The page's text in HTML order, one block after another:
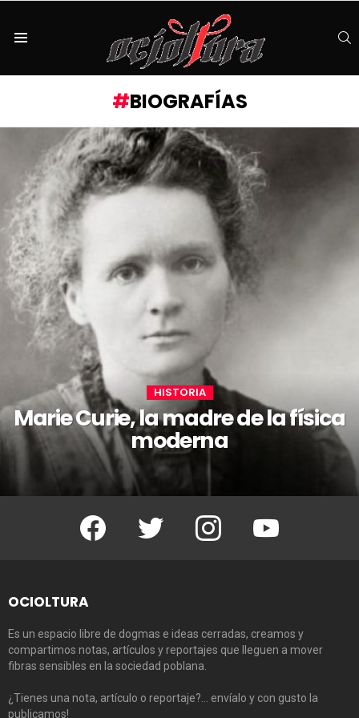
BIOGRAFÍAS
HISTORIA
Marie Curie, la madre de la física
moderna
Facebook Twitter Instagram Youtube
OCIOLTURA
Es un espacio libre de dogmas e ideas cerradas, creamos y
compartimos notas, artículos y reportajes que lleguen a mover
fibras sensibles en la sociedad poblana.
¿Tienes una nota, artículo o reportaje?… envíalo y con gusto la
publicamos!